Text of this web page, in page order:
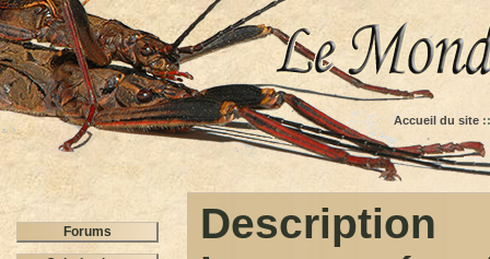
Accueil du site
Forums